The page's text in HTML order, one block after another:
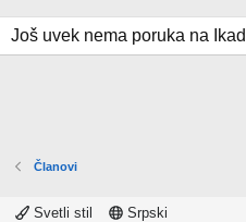
Još uvek nema poruka na
Članovi
Svetli stil
Srpski